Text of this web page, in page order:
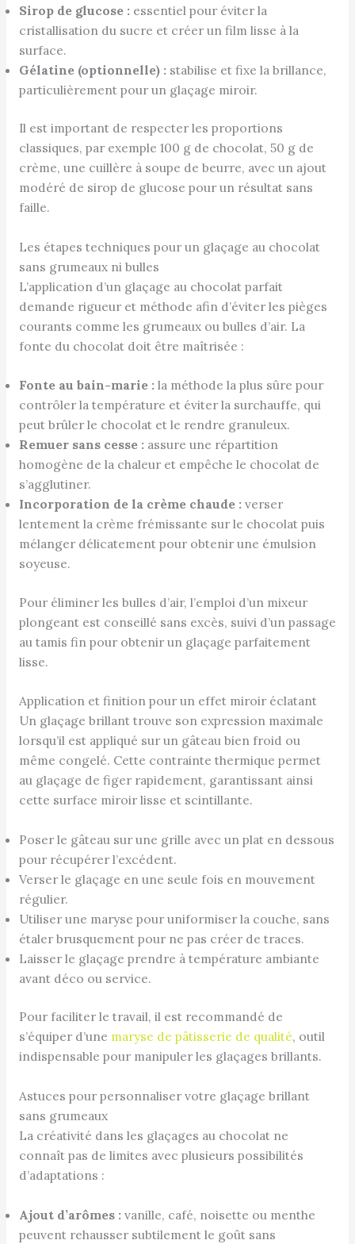
Sirop de glucose : essentiel pour éviter la
cristallisation du sucre et créer un film lisse à la
surface.
Gélatine (optionnelle) : stabilise et fixe la brillance,
particulièrement pour un glaçage miroir.
Il est important de respecter les proportions
classiques, par exemple 100 g de chocolat, 50 g de
crème, une cuillère à soupe de beurre, avec un ajout
modéré de sirop de glucose pour un résultat sans
faille.
Les étapes techniques pour un glaçage au chocolat
sans grumeaux ni bulles
L’application d’un glaçage au chocolat parfait
demande rigueur et méthode afin d’éviter les pièges
courants comme les grumeaux ou bulles d’air. La
fonte du chocolat doit être maîtrisée :
Fonte au bain-marie : la méthode la plus sûre pour
contrôler la température et éviter la surchauffe, qui
peut brûler le chocolat et le rendre granuleux.
Remuer sans cesse : assure une répartition
homogène de la chaleur et empêche le chocolat de
s’agglutiner.
Incorporation de la crème chaude : verser
lentement la crème frémissante sur le chocolat puis
mélanger délicatement pour obtenir une émulsion
soyeuse.
Pour éliminer les bulles d’air, l’emploi d’un mixeur
plongeant est conseillé sans excès, suivi d’un passage
au tamis fin pour obtenir un glaçage parfaitement
lisse.
Application et finition pour un effet miroir éclatant
Un glaçage brillant trouve son expression maximale
lorsqu’il est appliqué sur un gâteau bien froid ou
même congelé. Cette contrainte thermique permet
au glaçage de figer rapidement, garantissant ainsi
cette surface miroir lisse et scintillante.
Poser le gâteau sur une grille avec un plat en dessous
pour récupérer l’excédent.
Verser le glaçage en une seule fois en mouvement
régulier.
Utiliser une maryse pour uniformiser la couche, sans
étaler brusquement pour ne pas créer de traces.
Laisser le glaçage prendre à température ambiante
avant déco ou service.
Pour faciliter le travail, il est recommandé de
s’équiper d’une maryse de pâtisserie de qualité, outil
indispensable pour manipuler les glaçages brillants.
Astuces pour personnaliser votre glaçage brillant
sans grumeaux
La créativité dans les glaçages au chocolat ne
connaît pas de limites avec plusieurs possibilités
d’adaptations :
Ajout d’arômes : vanille, café, noisette ou menthe
peuvent rehausser subtilement le goût sans